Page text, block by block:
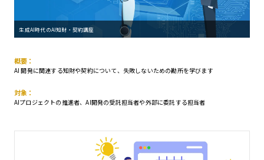
生成AI時代のAI知財・契約講座
概要：
AI 開発に関連する知財や契約について、失敗しないための勘所を学びます
対象：
AIプロジェクトの推進者、AI開発の受託担当者や外部に委託する担当者